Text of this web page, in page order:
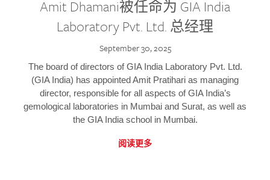
Amit Dhamani被任命为 GIA India
Laboratory Pvt. Ltd. 总经理
September 30, 2025
The board of directors of GIA India Laboratory Pvt. Ltd.
(GIA India) has appointed Amit Pratihari as managing
director, responsible for all aspects of GIA India’s
gemological laboratories in Mumbai and Surat, as well as
the GIA India school in Mumbai.
阅读更多